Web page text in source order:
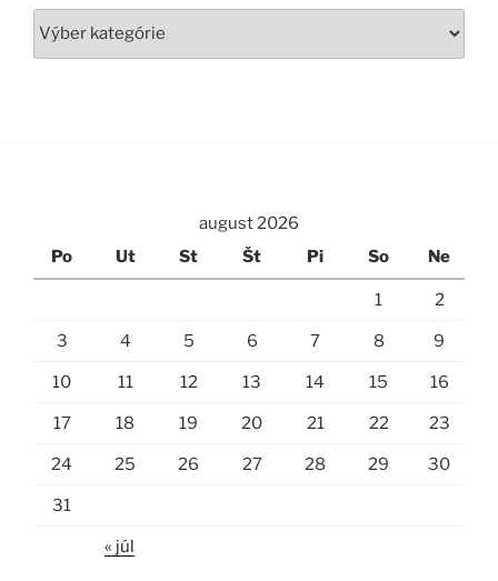
Kategórie
august 2026
Po
Ut St Št Pi So Ne
1 2
3 4 5 6 7 8 9
10 11 12 13 14 15 16
17 18 19 20 21 22 23
24 25 26 27 28 29 30
31
« júl